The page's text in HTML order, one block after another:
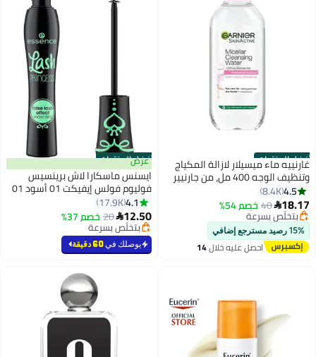
أفضل المنتجات
غارنييه ماء ميسيلار لازالة المكياج
وتنظيف الوجه 400 مل، من جارنيير
للبشرة الحساسة نباتي وبتركيبة
بدون الكحول والزيوت والعطور
4.5
8.4K
18.17
40 خصم 54%
#1 في مزيل مكياج
أقل سعر في 7 يوم
توصيل مجاني
بتخلّص بسرعة
تم بيع +1400 مؤخرًا
#1 في مزيل مكياج
15% رصيد مسترجع إضافي
احصل عليه خلال14
أفضل المنتجات
عرض
ايسنس ماسكارا لاش برينسيس
فوليوم فولس إيفيكت 01 أسود 01
أسود
4.1
17.9K
12.50
20 خصم 37%
#3 في ماسكارا
أقل سعر في 7 يوم
توصيل مجاني
بتخلّص بسرعة
تم بيع +1600 مؤخرًا
#3 في ماسكارا
يوصلك في60 دقيقة